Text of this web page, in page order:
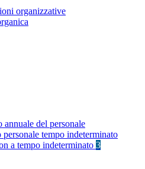
organizzative
annuale del personale
personale tempo indeterminato
a tempo indeterminato 3